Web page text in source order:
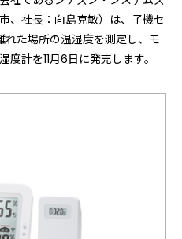
、社長：向島克敏）は、子機セ
た場所の温湿度を測定し、モ
計を11月6日に発売します。